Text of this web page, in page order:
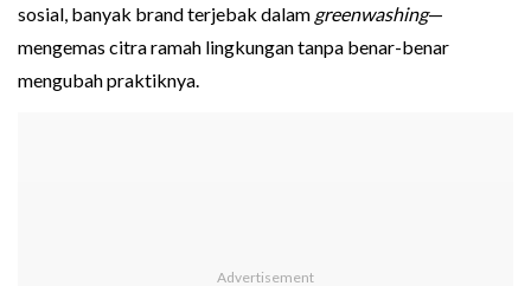
sosial, banyak brand terjebak dalam greenwashing—
mengemas citra ramah lingkungan tanpa benar-benar
mengubah praktiknya.